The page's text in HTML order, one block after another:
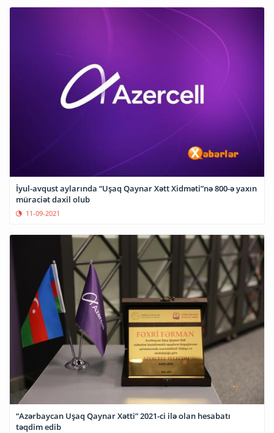
İyul-avqust aylarında “Uşaq Qaynar Xətt Xidməti”nə 800-ə yaxın
müraciət daxil olub
11-09-2021
“Azərbaycan Uşaq Qaynar Xətti” 2021-ci ilə olan hesabatı
təqdim edib